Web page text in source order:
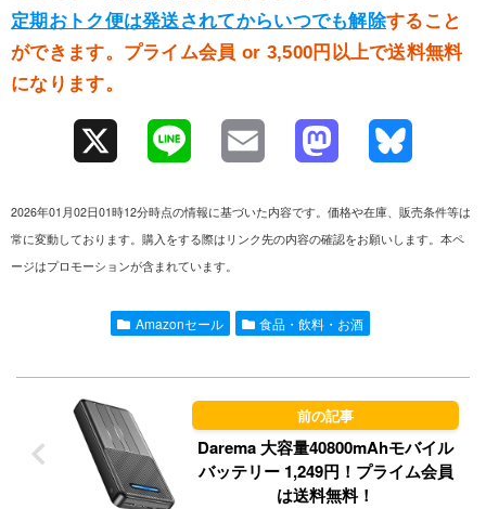
定期おトク便は発送されてからいつでも解除すること
ができます。プライム会員 or 3,500円以上で送料無料
になります。
e
l o
o
n
y
2026年01月02日01時12分時点の情報に基づいた内容です。価格や在庫、販売条件等は
常に変動しております。購入をする際はリンク先の内容の確認をお願いします。本ペ
ージはプロモーションが含まれています。
Amazonセール 食品・飲料・お酒
Darema 大容量40800mAhモバイル
バッテリー 1,249円！プライム会員
は送料無料！